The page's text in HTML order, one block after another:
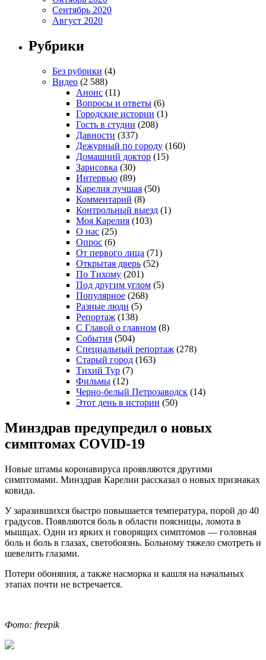
Сентябрь 2020
Август 2020
Рубрики
Без рубрики (4)
Видео (2 588)
Анонс (11)
Вопросы и ответы (6)
Городские истории (1)
Гость в студии (208)
Давности (337)
Дежурный по городу (160)
Домашний доктор (15)
Зарисовка (30)
Интервью (89)
Карелия лучшая (50)
Комментарий (8)
Контрольный выезд (1)
Моя Карелия (103)
О нас (25)
Опрос (6)
От первого лица (71)
Открытая дверь (52)
По Тихому (201)
Под другим углом (5)
Популярное (268)
Разные люди (5)
Репортаж (138)
С Главой о главном (8)
События (504)
Специальный репортаж (278)
Старый город (163)
Тихий Тур (7)
Фильмы (12)
Черно-белый Петрозаводск (14)
Этот день в истории (50)
Минздрав предупредил о новых
симптомах COVID-19
Новые штамы коронавируса проявляются другими
симптомами. Минздрав Карелии рассказал о новых признаках
ковида.
У заразившихся быстро повышается температура, порой до 40
градусов. Появляются боль в области поясницы, ломота в
мышцах. Одни из ярких и говорящих симптомов — головная
боль и боль в глазах, светобоязнь. Больному тяжело смотреть и
шевелить глазами.
Потери обоняния, а также насморка и кашля на начальных
этапах почти не встречается.
Фото: freepik